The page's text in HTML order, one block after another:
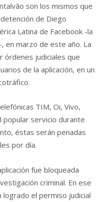
son los mismos que
de Diego
Latina de Facebook -la
en marzo de este año. La
órdenes judiciales que
de la aplicación, en un
TIM, Oi, Vivo,
popular servicio durante
éstas serán penadas
por día.
fue bloqueada
criminal. En ese
el permiso judicial